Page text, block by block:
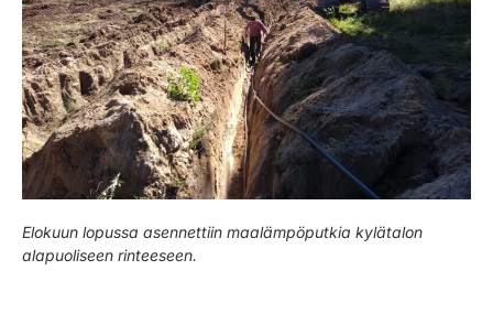
Elokuun lopussa asennettiin maalämpöputkia kylätalon
alapuoliseen rinteeseen.